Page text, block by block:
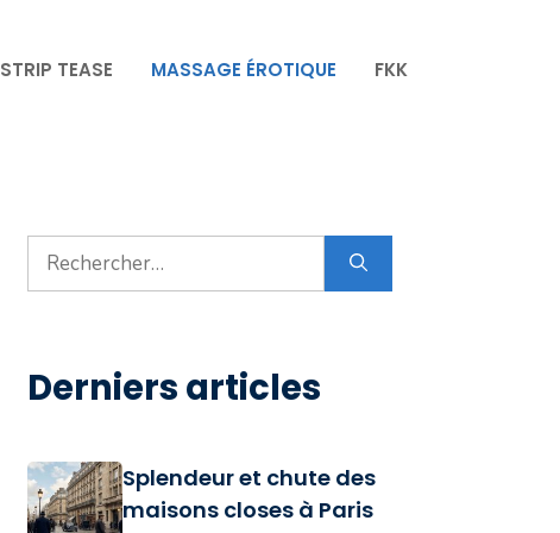
STRIP TEASE MASSAGE ÉROTIQUE FKK
Rechercher :
Derniers articles
Splendeur et chute des
maisons closes à Paris